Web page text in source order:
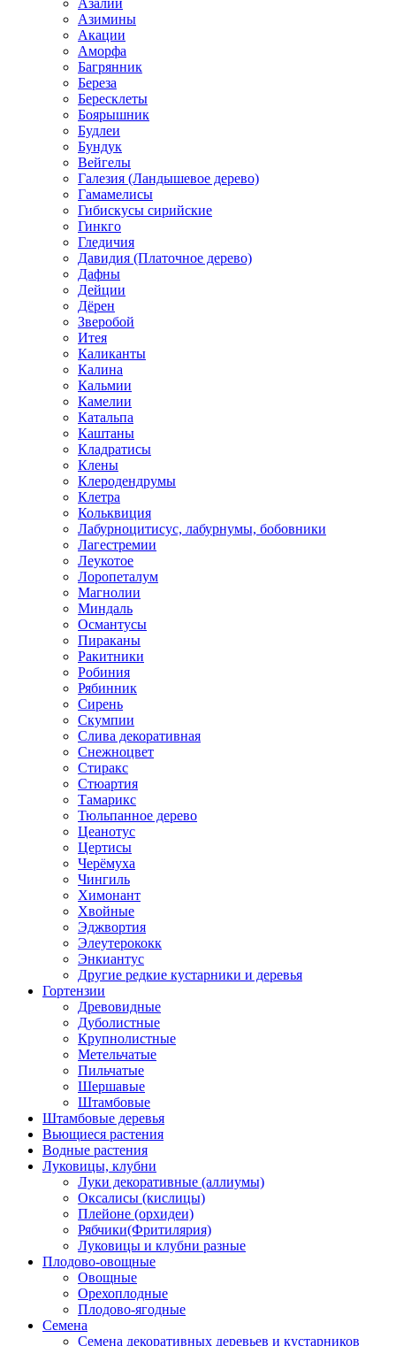
Азалии
Азимины
Акации
Аморфа
Багрянник
Береза
Бересклеты
Боярышник
Будлеи
Бундук
Вейгелы
Галезия (Ландышевое дерево)
Гамамелисы
Гибискусы сирийские
Гинкго
Гледичия
Давидия (Платочное дерево)
Дафны
Дейции
Дёрен
Зверобой
Итея
Каликанты
Калина
Кальмии
Камелии
Катальпа
Каштаны
Кладратисы
Клены
Клеродендрумы
Клетра
Кольквиция
Лабурноцитисус, лабурнумы, бобовники
Лагестремии
Леукотое
Лоропеталум
Магнолии
Миндаль
Османтусы
Пираканы
Ракитники
Робиния
Рябинник
Сирень
Скумпии
Слива декоративная
Снежноцвет
Стиракс
Стюартия
Тамарикс
Тюльпанное дерево
Цеанотус
Цертисы
Черёмуха
Чингиль
Химонант
Хвойные
Эджвортия
Элеутерококк
Энкиантус
Другие редкие кустарники и деревья
Гортензии
Древовидные
Дуболистные
Крупнолистные
Метельчатые
Пильчатые
Шершавые
Штамбовые
Штамбовые деревья
Вьющиеся растения
Водные растения
Луковицы, клубни
Луки декоративные (аллиумы)
Оксалисы (кислицы)
Плейоне (орхидеи)
Рябчики(Фритилярия)
Луковицы и клубни разные
Плодово-овощные
Овощные
Орехоплодные
Плодово-ягодные
Семена
Семена декоративных деревьев и кустарников